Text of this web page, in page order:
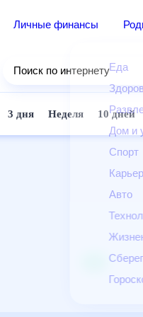
Личные финансы
Еда
Дом
Спорт
Авто
Поиск по интернету
3 дня Неделя 10